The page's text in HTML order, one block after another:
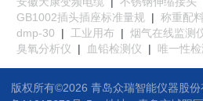
GB1002插头插座标准量规 | 称重配
dmp-30
| 工业用布 | 烟气在线监测
臭氧分析仪
| 血铅检测仪 | 唯一性
版权所有©2026 青岛众瑞智能仪器股